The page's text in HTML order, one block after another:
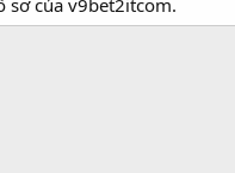
sơ của v9bet2itcom.